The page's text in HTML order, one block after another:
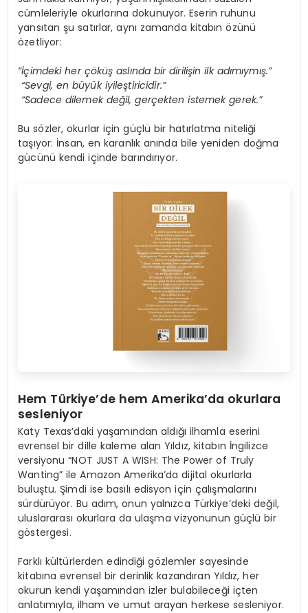
cümleleriyle okurlarına dokunuyor. Eserin ruhunu
yansıtan şu satırlar, aynı zamanda kitabın özünü
özetliyor:
“İçimdeki her çöküşaslında bir dirilişin ilk adımıymış.”
“Sevgi, en büyük iyileştiricidir.”
“Sadece dilemek değil, gerçekten istemek gerek.”
Bu sözler, okurlar için güçlü bir hatırlatma niteliği
taşıyor: İnsan, en karanlık anında bile yeniden doğma
gücünü kendi içinde barındırıyor.
Hem Türkiye’de hem Amerika’da okurlara
sesleniyor
Katy Texas’daki yaşamından aldığı ilhamla eserini
evrensel bir dille kaleme alan Yıldız, kitabın İngilizce
versiyonu “NOT JUST A WISH: The Power of Truly
Wanting” ile Amazon Amerika’da dijital okurlarla
buluştu. Şimdi ise basılı edisyon için çalışmalarını
sürdürüyor. Bu adım, onun yalnızca Türkiye’deki değil,
uluslararası okurlara da ulaşma vizyonunun güçlü bir
göstergesi.
Farklı kültürlerden edindiği gözlemler sayesinde
kitabına evrensel bir derinlik kazandıran Yıldız, her
okurun kendi yaşamından izler bulabileceği içten
anlatımıyla, ilham ve umut arayan herkese sesleniyor.